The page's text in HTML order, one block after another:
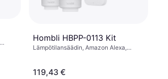
Hombli HBPP-0113 Kit
Lämpötilansäädin, Amazon Alexa,
119,43 €